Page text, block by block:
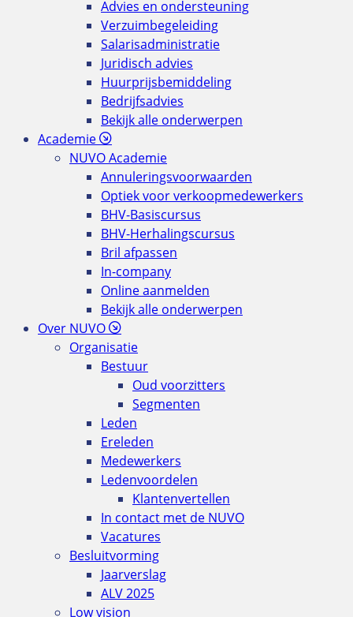
Advies en ondersteuning
Verzuimbegeleiding
Salarisadministratie
Juridisch advies
Huurprijsbemiddeling
Bedrijfsadvies
Bekijk alle onderwerpen
Academie
NUVO Academie
Annuleringsvoorwaarden
Optiek voor verkoopmedewerkers
BHV-Basiscursus
BHV-Herhalingscursus
Bril afpassen
In-company
Online aanmelden
Bekijk alle onderwerpen
Over NUVO
Organisatie
Bestuur
Oud voorzitters
Segmenten
Leden
Ereleden
Medewerkers
Ledenvoordelen
Klantenvertellen
In contact met de NUVO
Vacatures
Besluitvorming
Jaarverslag
ALV 2025
Low vision